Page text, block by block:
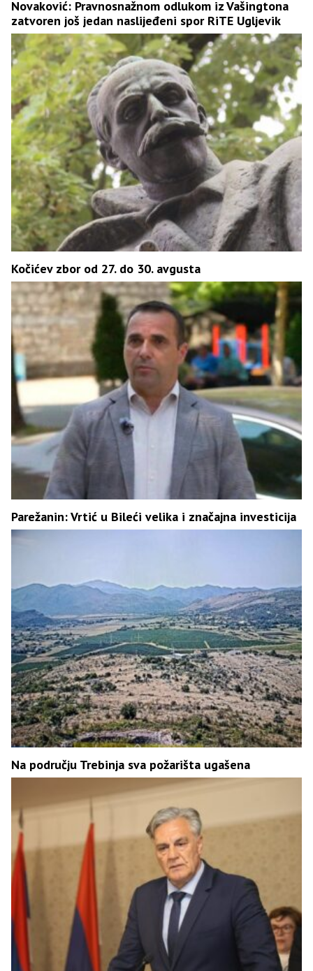
Novaković: Pravnosnažnom odlukom iz Vašingtona
zatvoren još jedan naslijeđeni spor RiTE Ugljevik
Kočićev zbor od 27. do 30. avgusta
Parežanin: Vrtić u Bileći velika i značajna investicija
Na području Trebinja sva požarišta ugašena